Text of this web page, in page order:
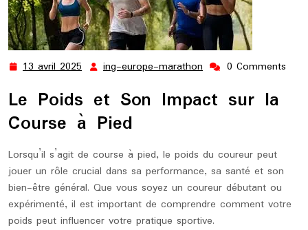
13 avril 2025 13
2025
ing-europe-marathon ing-
marathon
0 Comments
Le Poids et Son Impact sur la
Course à Pied
Lorsqu’il s’agit de course à pied, le poids du coureur peut
jouer un rôle crucial dans sa performance, sa santé et son
bien-être général. Que vous soyez un coureur débutant ou
expérimenté, il est important de comprendre comment votre
poids peut influencer votre pratique sportive.